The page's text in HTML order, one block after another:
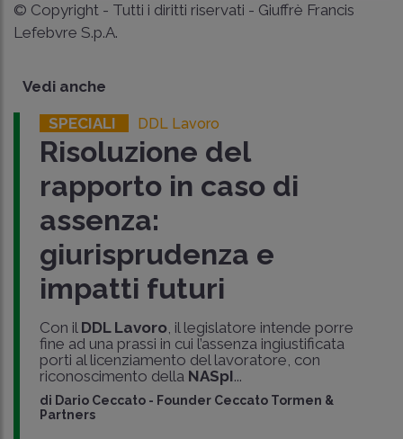
© Copyright - Tutti i diritti riservati - Giuffrè Francis
Lefebvre S.p.A.
Vedi anche
SPECIALI DDL Lavoro
Risoluzione del
rapporto in caso di
assenza:
giurisprudenza e
impatti futuri
Con il DDL Lavoro, il legislatore intende porre
fine ad una prassi in cui l’assenza ingiustificata
porti al licenziamento del lavoratore, con
riconoscimento della NASpI...
di Dario Ceccato - Founder Ceccato Tormen &
Partners